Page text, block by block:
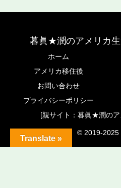
暮眞★潤のアメリカ
ホーム
アメリカ移住後
お問い合わせ
プライバシーポリシー
[親サイト：暮眞★潤の
© 2019-
Translate »